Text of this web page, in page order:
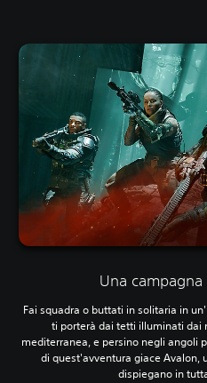
Una
Fai squadra o buttati in solitaria in
ti porterà dai tetti illuminati dai
mediterranea, e persino negli angoli
di quest'avventura giace Avalon,
dispiegano in